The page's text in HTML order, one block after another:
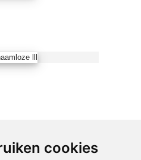
cookies